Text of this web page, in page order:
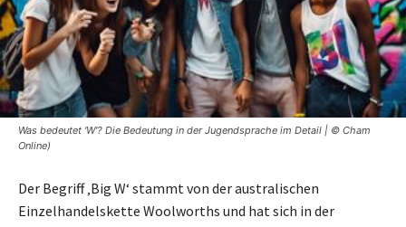
Was bedeutet 'W'? Die Bedeutung in der Jugendsprache im Detail | © Cham
Online)
Der Begriff ‚Big W‘ stammt von der australischen
Einzelhandelskette Woolworths und hat sich in der